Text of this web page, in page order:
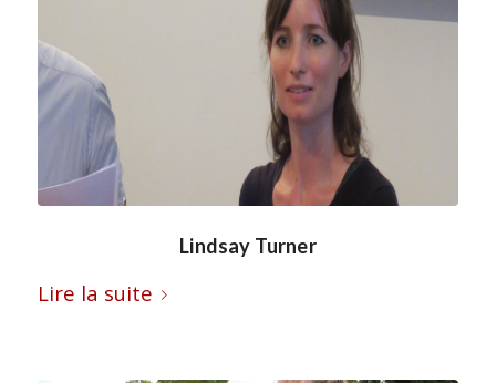
Lindsay Turner
Lire la suite